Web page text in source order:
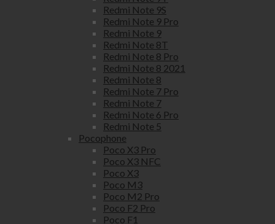
Redmi Note 9S
Redmi Note 9 Pro
Redmi Note 9
Redmi Note 8T
Redmi Note 8 Pro
Redmi Note 8 2021
Redmi Note 8
Redmi Note 7 Pro
Redmi Note 7
Redmi Note 6 Pro
Redmi Note 5
Pocophone
Poco X3 Pro
Poco X3 NFC
Poco X3
Poco M3
Poco M2 Pro
Poco F2 Pro
Poco F1